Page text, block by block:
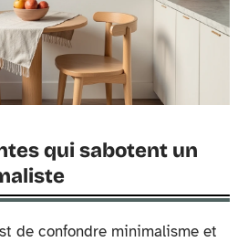
qui sabotent un
de confondre minimalisme et